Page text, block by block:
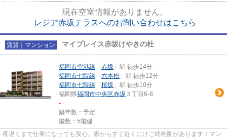
検討ください！遮音性が高く静...
現在空室情報がありません。
レジア赤坂テラスへのお問い合わせはこちら
賃貸｜マンション マイプレイス赤坂けやきの杜
福岡市空港線 「赤坂 」駅 徒歩14分
福岡市七隈線 「六本松 」駅 徒歩12分
福岡市七隈線 「桜坂 」駅 徒歩10分
福岡県福岡市中央区赤坂 ３丁目6-8
-
築年数：予定
階数：5階建
夜遅くまで仕事になっても安心。家からすぐ近くにけご幼稚園があります！マン